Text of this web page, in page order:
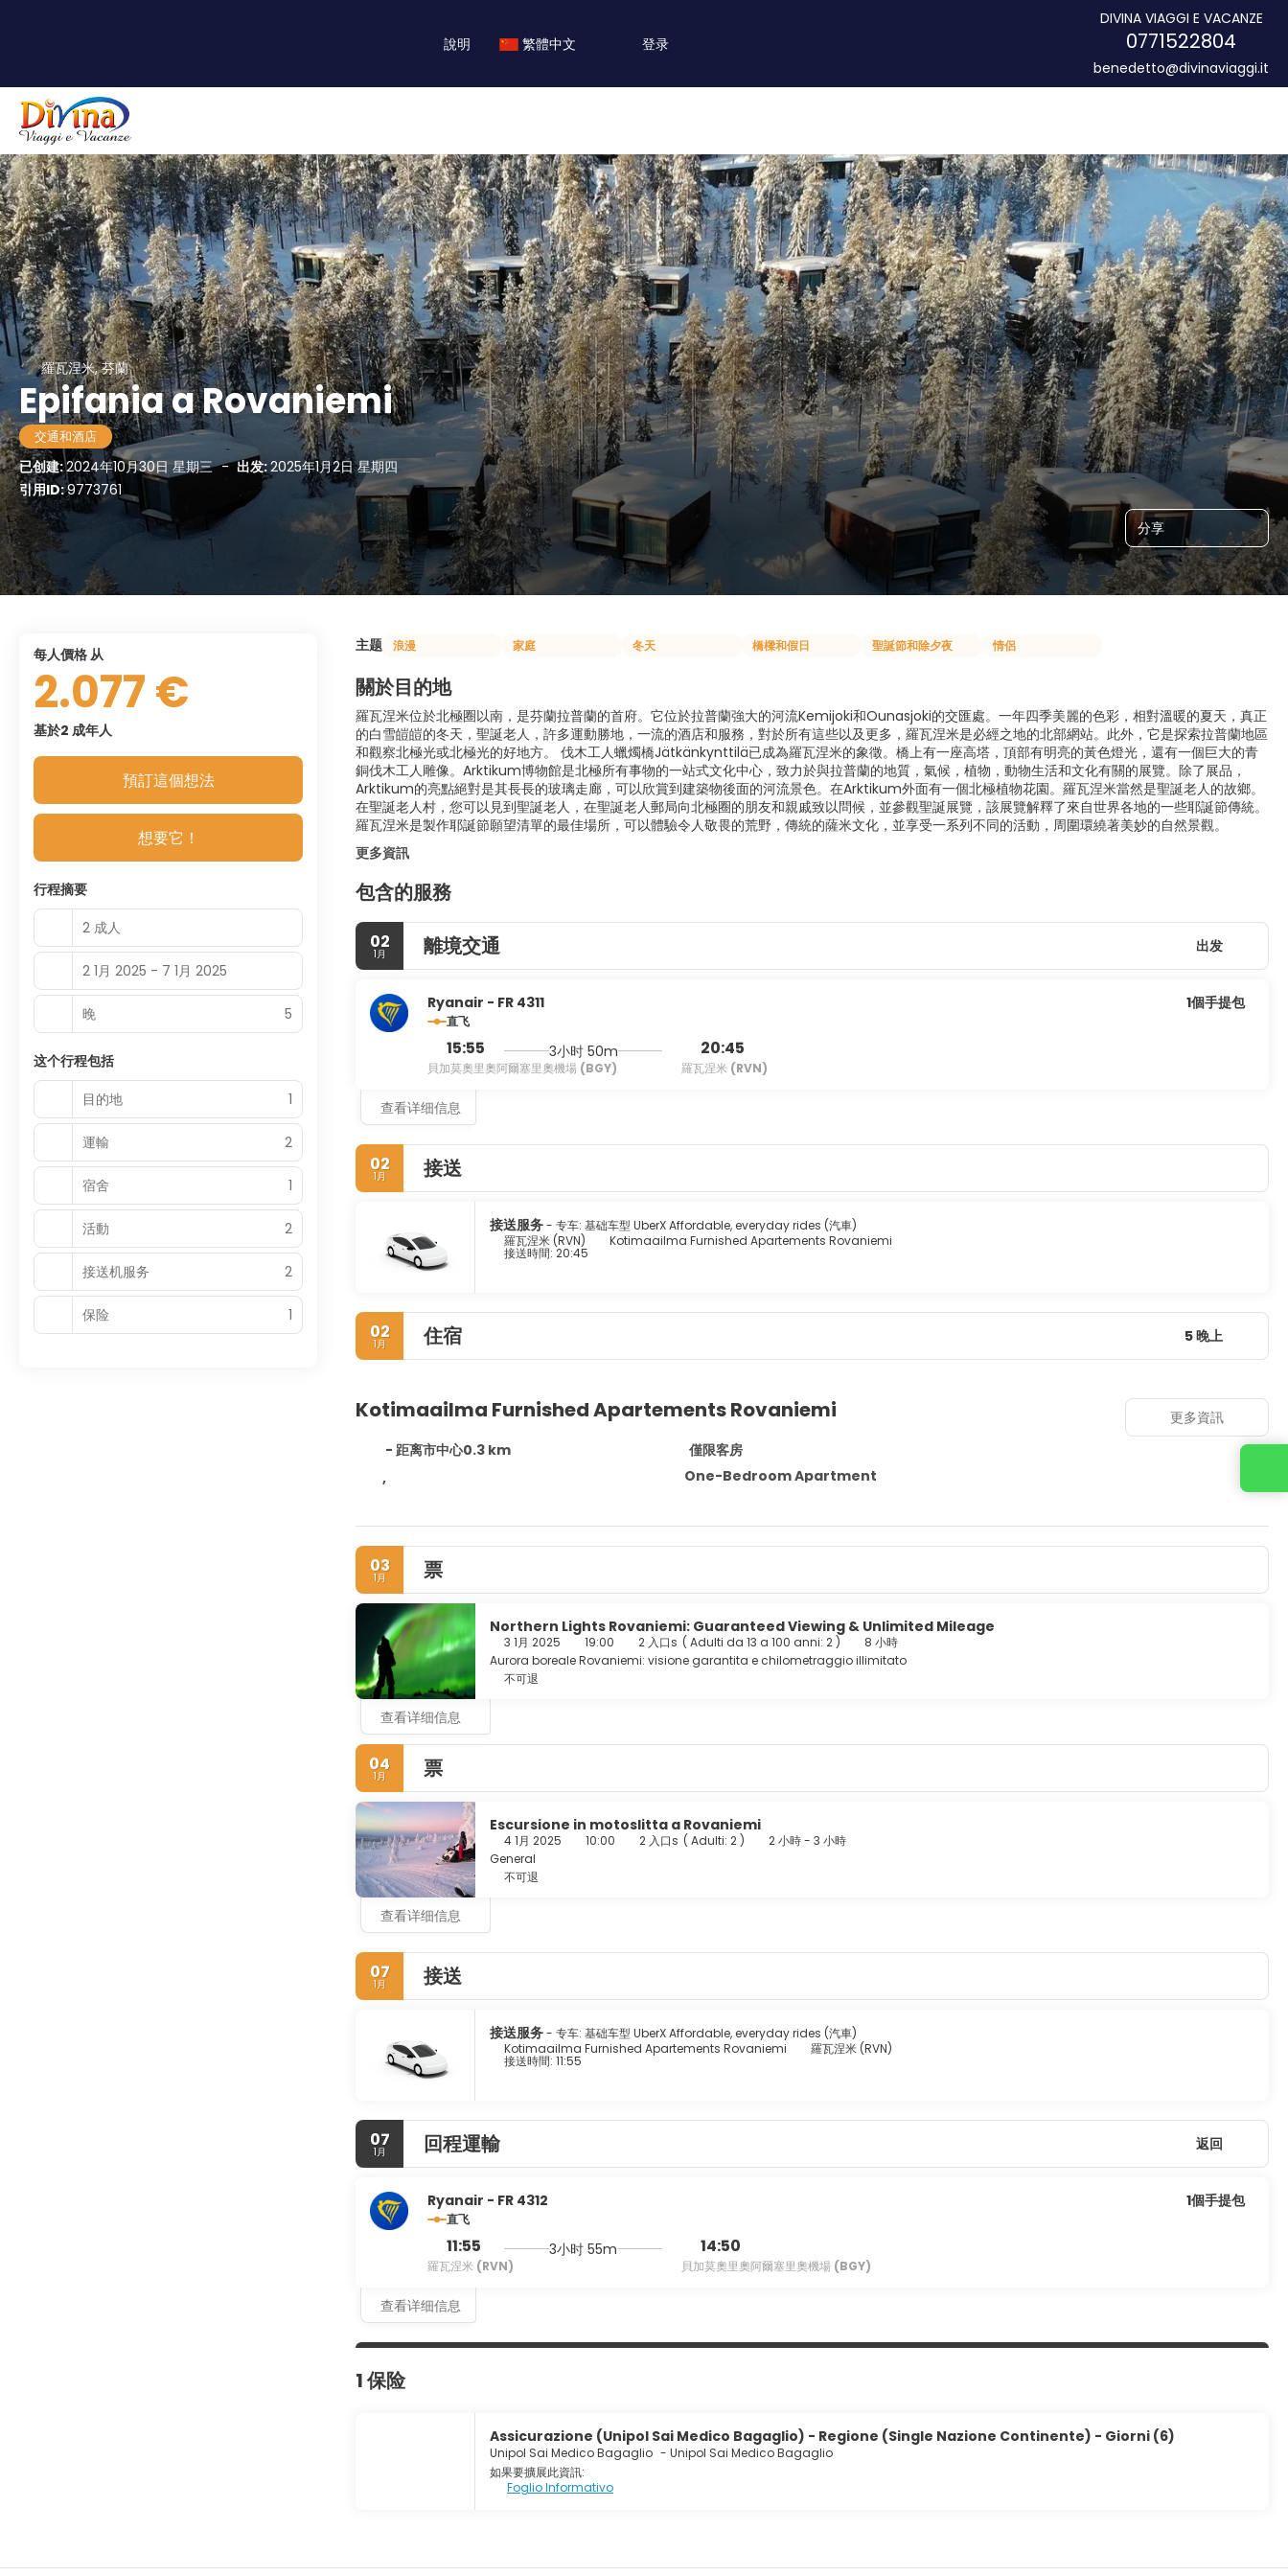
說明 繁體中文 登录
DIVINA VIAGGI E VACANZE
0771522804
benedetto@divinaviaggi.it
羅瓦涅米, 芬蘭
Epifania a Rovaniemi
交通和酒店
已创建:2024年10月30日 星期三 - 出发:2025年1月2日 星期四
引用ID:9773761
分享
主题 浪漫 家庭 冬天 橋樑和假日 聖誕節和除夕夜 情侶
關於目的地
羅瓦涅米位於北極圈以南，是芬蘭拉普蘭的首府。它位於拉普蘭強大的河流Kemijoki和Ounasjoki的交匯處。一年四季美麗的色彩，相對溫暖的夏天，真正
的白雪皚皚的冬天，聖誕老人，許多運動勝地，一流的酒店和服務，對於所有這些以及更多，羅瓦涅米是必經之地的北部網站。此外，它是探索拉普蘭地區
和觀察北極光或北極光的好地方。 伐木工人蠟燭橋Jätkänkynttilä已成為羅瓦涅米的象徵。橋上有一座高塔，頂部有明亮的黃色燈光，還有一個巨大的青
銅伐木工人雕像。Arktikum博物館是北極所有事物的一站式文化中心，致力於與拉普蘭的地質，氣候，植物，動物生活和文化有關的展覽。除了展品，
Arktikum的亮點絕對是其長長的玻璃走廊，可以欣賞到建築物後面的河流景色。在Arktikum外面有一個北極植物花園。羅瓦涅米當然是聖誕老人的故鄉。
在聖誕老人村，您可以見到聖誕老人，在聖誕老人郵局向北極圈的朋友和親戚致以問候，並參觀聖誕展覽，該展覽解釋了來自世界各地的一些耶誕節傳統。
羅瓦涅米是製作耶誕節願望清單的最佳場所，可以體驗令人敬畏的荒野，傳統的薩米文化，並享受一系列不同的活動，周圍環繞著美妙的自然景觀。
更多資訊
包含的服務
02
1月 離境交通 出发
Ryanair - FR 4311
直飞
15:55
貝加莫奧里奧阿爾塞里奧機場 (BGY)
3小时 50m 20:45
羅瓦涅米 (RVN)
1個手提包
查看详细信息
02
1月 接送
接送服务- 专车: 基础车型 UberX Affordable, everyday rides (汽車)
羅瓦涅米 (RVN)
Kotimaailma Furnished Apartements Rovaniemi
接送時間: 20:45
02
1月 住宿 5 晚上
Kotimaailma Furnished Apartements Rovaniemi
- 距离市中心0.3 km
僅限客房
,
One-Bedroom Apartment
更多資訊
03
1月 票
Northern Lights Rovaniemi: Guaranteed Viewing & Unlimited Mileage
3 1月 2025 19:00 2 入口s ( Adulti da 13 a 100 anni: 2 )
8 小時
Aurora boreale Rovaniemi: visione garantita e chilometraggio illimitato
不可退
查看详细信息
04
1月 票
Escursione in motoslitta a Rovaniemi
4 1月 2025 10:00 2 入口s ( Adulti: 2 )
2 小時 - 3 小時
General
不可退
查看详细信息
07
1月 接送
接送服务- 专车: 基础车型 UberX Affordable, everyday rides (汽車)
Kotimaailma Furnished Apartements Rovaniemi
羅瓦涅米 (RVN)
接送時間: 11:55
07
1月 回程運輸 返回
Ryanair - FR 4312
直飞
11:55
羅瓦涅米 (RVN)
3小时 55m 14:50
貝加莫奧里奧阿爾塞里奧機場 (BGY)
1個手提包
查看详细信息
1 保险
Assicurazione (Unipol Sai Medico Bagaglio) - Regione (Single Nazione Continente) - Giorni (6)
Unipol Sai Medico Bagaglio - Unipol Sai Medico Bagaglio
如果要擴展此資訊:
Foglio Informativo
每人價格 从
2.077 €
基於2 成年人
預訂這個想法
想要它！
行程摘要
2 成人
2 1月 2025 - 7 1月 2025
晚 5
这个行程包括
目的地
1
運輸 2
宿舍 1
活動 2
接送机服务 2
保险 1